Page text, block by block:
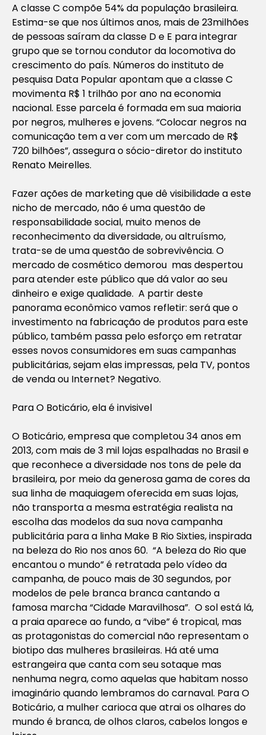
A classe C compõe 54% da população brasileira.
Estima-se que nos últimos anos, mais de 23milhões
de pessoas saíram da classe D e E para integrar
grupo que se tornou condutor da locomotiva do
crescimento do país. Números do instituto de
pesquisa Data Popular apontam que a classe C
movimenta R$ 1 trilhão por ano na economia
nacional. Esse parcela é formada em sua maioria
por negros, mulheres e jovens. “Colocar negros na
comunicação tem a ver com um mercado de R$
720 bilhões”, assegura o sócio-diretor do instituto
Renato Meirelles.
Fazer ações de marketing que dê visibilidade a este
nicho de mercado, não é uma questão de
responsabilidade social, muito menos de
reconhecimento da diversidade, ou altruísmo,
trata-se de uma questão de sobrevivência. O
mercado de cosmético demorou mas despertou
para atender este público que dá valor ao seu
dinheiro e exige qualidade. A partir deste
panorama econômico vamos refletir: será que o
investimento na fabricação de produtos para este
público, também passa pelo esforço em retratar
esses novos consumidores em suas campanhas
publicitárias, sejam elas impressas, pela TV, pontos
de venda ou Internet? Negativo.
Para O Boticário, ela é invisivel
O Boticário, empresa que completou 34 anos em
2013, com mais de 3 mil lojas espalhadas no Brasil e
que reconhece a diversidade nos tons de pele da
brasileira, por meio da generosa gama de cores da
sua linha de maquiagem oferecida em suas lojas,
não transporta a mesma estratégia realista na
escolha das modelos da sua nova campanha
publicitária para a linha Make B Rio Sixties, inspirada
na beleza do Rio nos anos 60. “A beleza do Rio que
encantou o mundo” é retratada pelo vídeo da
campanha, de pouco mais de 30 segundos, por
modelos de pele branca branca cantando a
famosa marcha “Cidade Maravilhosa”. O sol está lá,
a praia aparece ao fundo, a “vibe” é tropical, mas
as protagonistas do comercial não representam o
biotipo das mulheres brasileiras. Há até uma
estrangeira que canta com seu sotaque mas
nenhuma negra, como aquelas que habitam nosso
imaginário quando lembramos do carnaval. Para O
Boticário, a mulher carioca que atrai os olhares do
mundo é branca, de olhos claros, cabelos longos e